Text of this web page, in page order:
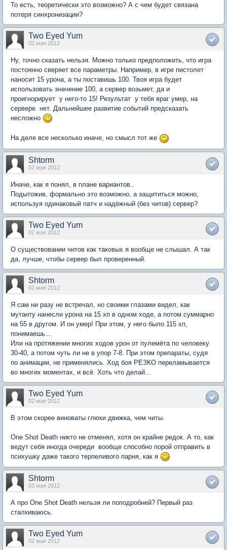
То есть, теоретически это возможно? А с чем будет связана
потеря синхронизации?
Two Eyed Yum
02 мая 2012
Ну, точно сказать нельзя. Можно только предположить, что игра
постоянно сверяет все параметры. Например, в игре пистолет
наносит 15 урона, а ты поставишь 100. Твоя игра будет
использовать значение 100, а сервер возьмет, да и
проигнорирует  у него-то 15! Результат  у тебя враг умер, на
сервере  нет. Дальнейшее развитие событий предсказать
несложно
На деле все несколько иначе, но смысл тот же
Shtorm
02 мая 2012
Иначе, как я понял, в плане вариантов..
Подытожив, формально это возможно, а защититься можно,
используя одинаковый патч и надёжный (без читов) сервер?
Two Eyed Yum
02 мая 2012
О существовании читов как таковых я вообще не слышал. А так 
да, лучше, чтобы сервер был проверенный.
Shtorm
02 мая 2012
Я сам ни разу не встречал, но своими глазами видел, как
мутанту нанесли урона на 15 хп в одном ходе, а потом суммарно
на 55 в другом. И он умер! При этом, у него было 115 хп,
понимаешь...
Или на протяжении многих ходов урон от пулемёта по человеку
30-40, а потом чуть ли не в упор 7-8. При этом препараты, судя
по анимации, не применялись. Ход боя РЕЗКО переламывается
во многих моментах, и всё. Хоть что делай...
Two Eyed Yum
02 мая 2012
В этом скорее виноваты глюки движка, чем читы.
One Shot Death никто не отменял, хотя он крайне редок. А то, как
ведут себя иногда очереди  вообще способно порой отправить в
психушку даже такого терпеливого парня, как я
Shtorm
02 мая 2012
А про One Shot Death нельзя ли поподробней? Первый раз
сталкиваюсь.
Two Eyed Yum
02 мая 2012